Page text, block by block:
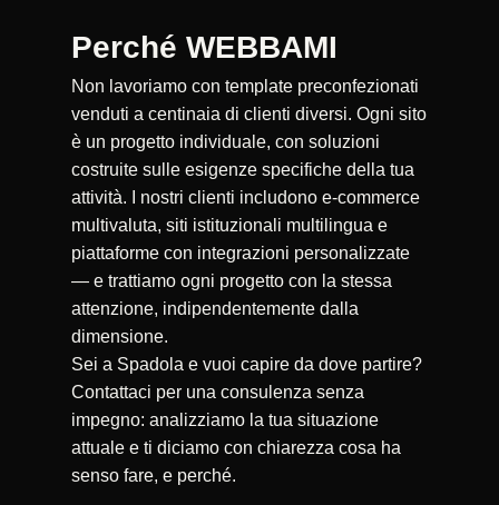
Perché WEBBAMI
Non lavoriamo con template preconfezionati
venduti a centinaia di clienti diversi. Ogni sito
è un progetto individuale, con soluzioni
costruite sulle esigenze specifiche della tua
attività. I nostri clienti includono e-commerce
multivaluta, siti istituzionali multilingua e
piattaforme con integrazioni personalizzate
— e trattiamo ogni progetto con la stessa
attenzione, indipendentemente dalla
dimensione.
Sei a Spadola e vuoi capire da dove partire?
Contattaci per una consulenza senza
impegno: analizziamo la tua situazione
attuale e ti diciamo con chiarezza cosa ha
senso fare, e perché.